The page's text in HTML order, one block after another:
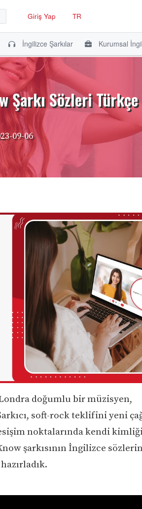
Giriş Yap TR
İngilizce Şarkılar Kurumsal
Şarkı Sözleri
09-06
doğumlu bir müzisyen,
Şarkıcı, soft-rock teklifini yeni
noktalarında kendi
şarkısının İngilizce